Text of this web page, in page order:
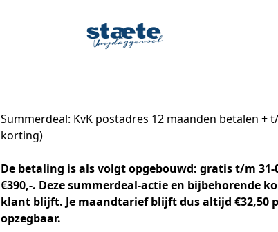
Summerdeal: KvK postadres 12 maanden betalen +
korting)
De betaling is als volgt opgebouwd: gratis t/m 31-
€390,-. Deze summerdeal-actie en bijbehorende
klant blijft. Je maandtarief blijft dus altijd €32,50
opzegbaar.